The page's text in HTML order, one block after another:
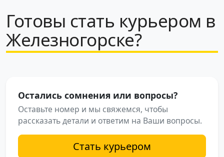
Готовы стать курьером в
Железногорске?
Остались сомнения или вопросы?
Оставьте номер и мы свяжемся, чтобы
рассказать детали и ответим на Ваши вопросы.
Стать курьером